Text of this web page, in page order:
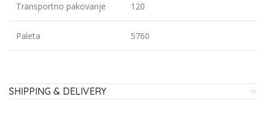
Transportno pakovanje 120
Paleta 5760
SHIPPING & DELIVERY